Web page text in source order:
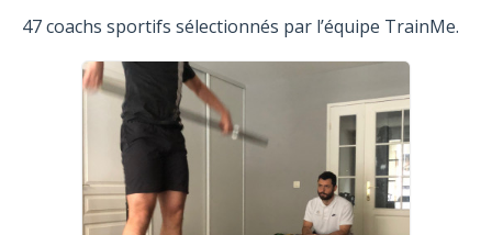
47 coachs sportifs sélectionnés par l’équipe TrainMe.